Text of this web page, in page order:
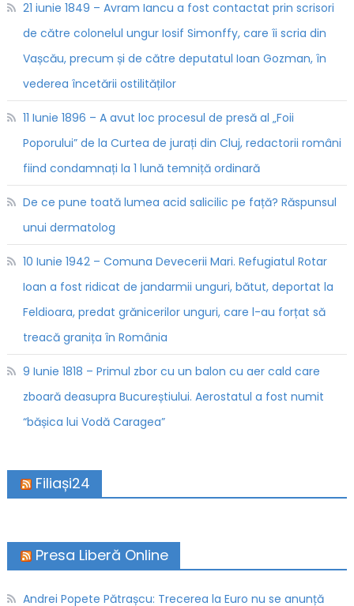
21 iunie 1849 – Avram Iancu a fost contactat prin scrisori
de către colonelul ungur Iosif Simonffy, care îi scria din
Vașcău, precum și de către deputatul Ioan Gozman, în
vederea încetării ostilităților
11 Iunie 1896 – A avut loc procesul de presă al „Foii
Poporului” de la Curtea de jurați din Cluj, redactorii români
fiind condamnați la 1 lună temniță ordinară
De ce pune toată lumea acid salicilic pe față? Răspunsul
unui dermatolog
10 Iunie 1942 – Comuna Devecerii Mari. Refugiatul Rotar
Ioan a fost ridicat de jandarmii unguri, bătut, deportat la
Feldioara, predat grănicerilor unguri, care l-au forțat să
treacă granița în România
9 Iunie 1818 – Primul zbor cu un balon cu aer cald care
zboară deasupra Bucureștiului. Aerostatul a fost numit
“bășica lui Vodă Caragea”
Filiași24
Presa Liberă Online
Andrei Popete Pătrașcu: Trecerea la Euro nu se anunță